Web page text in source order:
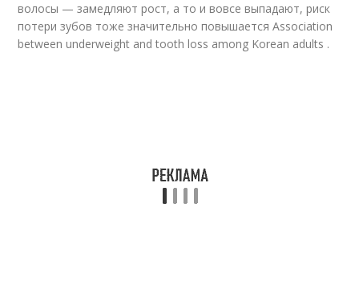
волосы — замедляют рост, а то и вовсе выпадают, риск
потери зубов тоже значительно повышаетсяAssociation
between underweight and tooth loss among Korean adults .